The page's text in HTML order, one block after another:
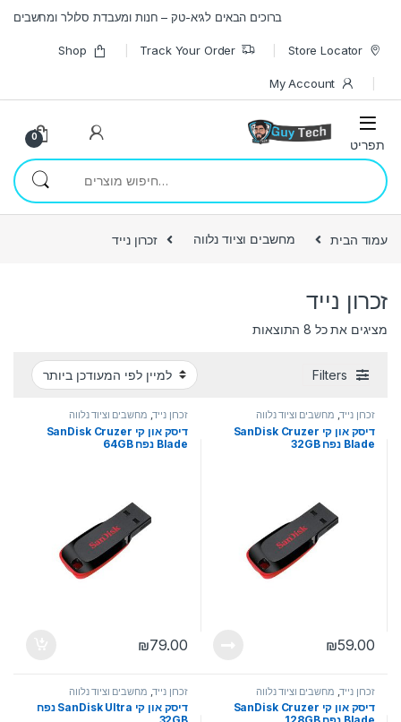
ברוכים הבאים לגיא-טק – חנות ומעבדת סלולר ומחשבים
Store Locator
Track Your Order
Shop
My Account
0
חיפוש עבור:
עמוד הבית מחשבים וציוד נלווה זכרון נייד
זכרון נייד
מציגים את כל ⁦8⁩ התוצאות ממוין לפי הפריט העדכני ביותר
Filters
זכרון נייד, מחשבים וציוד נלווה
דיסק און קי SanDisk Cruzer
Blade נפח 32GB
₪59.00
זכרון נייד, מחשבים וציוד נלווה
דיסק און קי SanDisk Cruzer
Blade נפח 64GB
₪79.00
זכרון נייד, מחשבים וציוד נלווה
דיסק און קי SanDisk Cruzer
זכרון נייד, מחשבים וציוד נלווה
דיסק און קי SanDisk Ultra נפח